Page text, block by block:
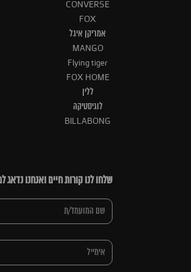
CONVERSE
FOX
אמריקן איגל
MANGO
Flying tiger
FOX HOME
ללין
לוגיסטיקה
BILLABONG
שלחו לנו קורות חיים ואנחנו